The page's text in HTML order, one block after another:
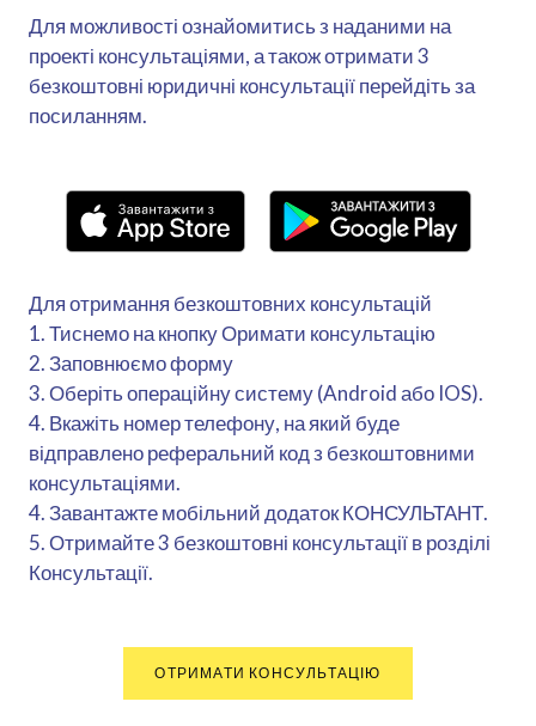
Для можливості ознайомитись з наданими на
проекті консультаціями, а також отримати 3
безкоштовні юридичні консультації перейдіть за
посиланням.
Для отримання безкоштовних консультацій
1. Тиснемо на кнопку Оримати консультацію
2. Заповнюємо форму
3. Оберіть операційну систему (Android або IOS).
4. Вкажіть номер телефону, на який буде
відправлено реферальний код з безкоштовними
консультаціями.
4. Завантажте мобільний додаток КОНСУЛЬТАНТ.
5. Отримайте 3 безкоштовні консультації в розділі
Консультації.
ОТРИМАТИ КОНСУЛЬТАЦІЮ